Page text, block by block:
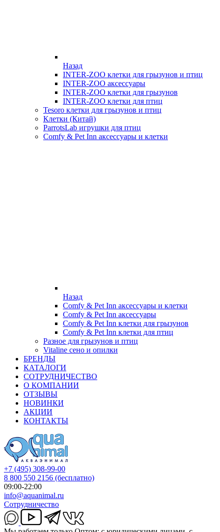
Назад
INTER-ZOO клетки для грызунов и птиц
INTER-ZOO аксессуары
INTER-ZOO клетки для грызунов
INTER-ZOO клетки для птиц
Tesoro клетки для грызунов и птиц
Клетки (Китай)
ParrotsLab игрушки для птиц
Comfy & Pet Inn аксессуары и клетки
Назад
Comfy & Pet Inn аксессуары и клетки
Comfy & Pet Inn аксессуары
Comfy & Pet Inn клетки для грызунов
Comfy & Pet Inn клетки для птиц
Разное для грызунов и птиц
Vitaline сено и опилки
БРЕНДЫ
КАТАЛОГИ
СОТРУДНИЧЕСТВО
О КОМПАНИИ
ОТЗЫВЫ
НОВИНКИ
АКЦИИ
КОНТАКТЫ
+7 (495) 308-99-00
8 800 550 2156 (бесплатно)
09:00-22:00
info@aquanimal.ru
Сотрудничество